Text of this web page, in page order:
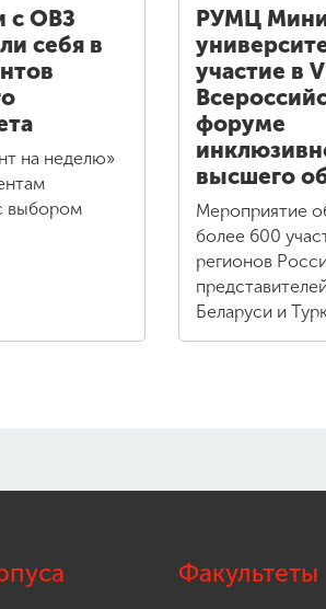
с ОВЗ
себя в
на неделю»
выбором
РУМЦ
участие в
форуме
высшего
Мероприятие
более 600
регионов
Беларуси и
Факультеты